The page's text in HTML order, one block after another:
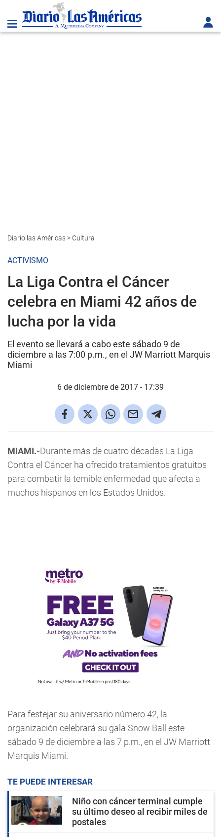
Diario las Américas> Cultura
ACTIVISMO
La Liga Contra el Cáncer
celebra en Miami 42 años de
lucha por la vida
El evento se llevará a cabo este sábado 9 de
diciembre a las 7:00 p.m., en el JW Marriott Marquis
Miami
6 de diciembre de 2017 - 17:39
MIAMI.-Durante más de cuatro décadas La Liga
Contra el Cáncer ha ofrecido tratamientos gratuitos
para combatir la temible enfermedad que afecta a
muchos hispanos en los Estados Unidos.
Para festejar su aniversario número 42, la
organización celebrará su gala Snow Ball este
sábado 9 de diciembre a las 7 p.m., en el JW Marriott
Marquis Miami.
TE PUEDE INTERESAR
Niño con cáncer terminal cumple
su último deseo al recibir miles de
postales